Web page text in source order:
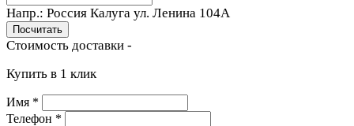
Напр.: Россия Калуга ул. Ленина 104A
Стоимость доставки -
Купить в 1 клик
Имя *
Телефон *